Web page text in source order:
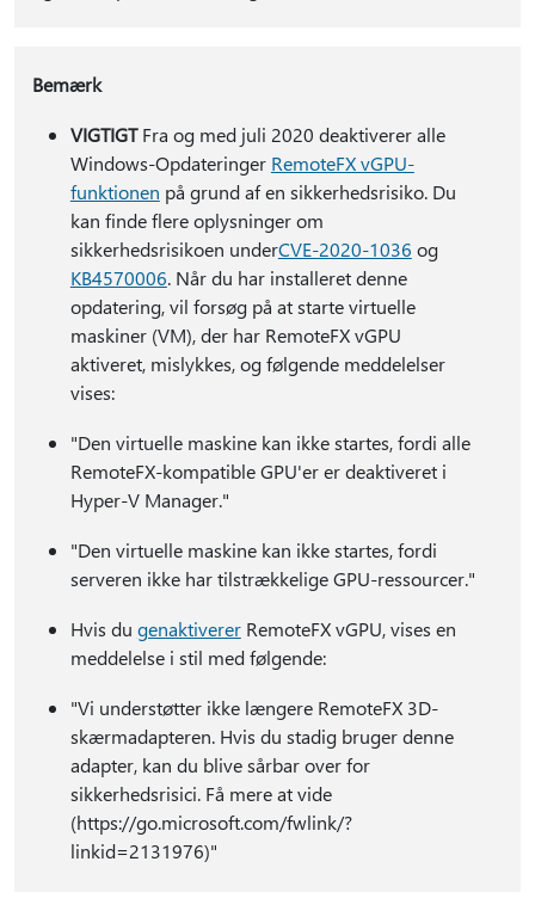
Bemærk
VIGTIGTFra og med juli 2020 deaktiverer alle
Windows-Opdateringer RemoteFX vGPU-
funktionen på grund af en sikkerhedsrisiko. Du
kan finde flere oplysninger om
sikkerhedsrisikoen underCVE-2020-1036 og
KB4570006. Når du har installeret denne
opdatering, vil forsøg på at starte virtuelle
maskiner (VM), der har RemoteFX vGPU
aktiveret, mislykkes, og følgende meddelelser
vises:
"Den virtuelle maskine kan ikke startes, fordi alle
RemoteFX-kompatible GPU'er er deaktiveret i
Hyper-V Manager."
"Den virtuelle maskine kan ikke startes, fordi
serveren ikke har tilstrækkelige GPU-ressourcer."
Hvis du genaktivererRemoteFX vGPU, vises en
meddelelse i stil med følgende:
"Vi understøtter ikke længere RemoteFX 3D-
skærmadapteren. Hvis du stadig bruger denne
adapter, kan du blive sårbar over for
sikkerhedsrisici. Få mere at vide
(https://go.microsoft.com/fwlink/?
linkid=2131976)"